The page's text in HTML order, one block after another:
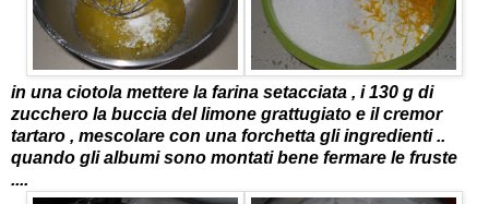
in una ciotola mettere la farina setacciata , i 130 g di
zucchero la buccia del limone grattugiato e il cremor
tartaro , mescolare con una forchetta gli ingredienti ..
quando gli albumi sono montati bene fermare le fruste
....